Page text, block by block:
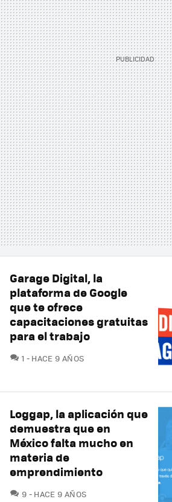
Garage Digital, la
plataforma de Google
que te ofrece
capacitaciones gratuitas
para el trabajo
1 COMENTARIOS
HACE 9 AÑOS
Loggap, la aplicación que
demuestra que en
México falta mucho en
materia de
emprendimiento
9 COMENTARIOS
HACE 9 AÑOS